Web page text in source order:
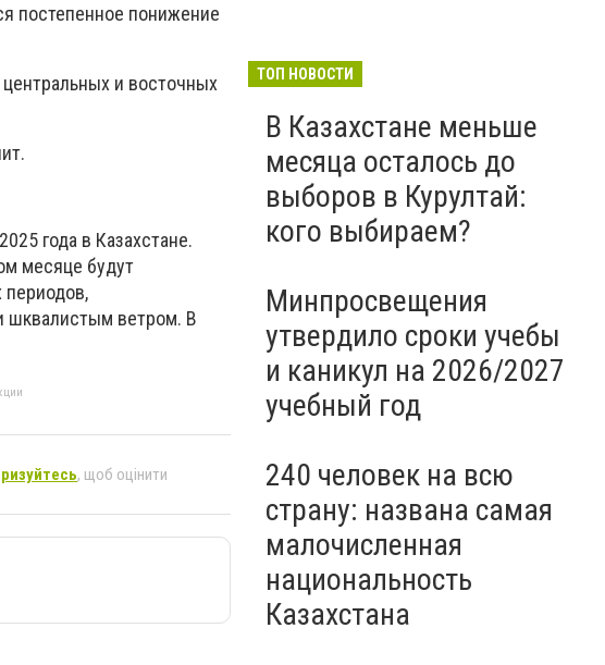
постепенное понижение
и восточных
года в Казахстане.
месяце будут
периодов,
шквалистым ветром. В
, щоб оцінити
ТОП НОВОСТИ
В Казахстане меньше
месяца осталось до
выборов в Курултай:
кого выбираем?
Минпросвещения
утвердило сроки учебы
и каникул на 2026/2027
учебный год
240 человек на всю
страну: названа самая
малочисленная
национальность
Казахстана